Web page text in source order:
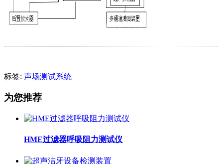
标签: 声场测试系统
为您推荐
HME过滤器呼吸阻力测试仪